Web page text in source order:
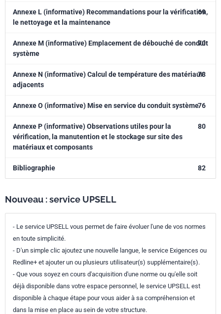
Annexe L (informative) Recommandations pour la vérification,
le nettoyage et la maintenance
69
Annexe M (informative) Emplacement de débouché de conduit
système
70
Annexe N (informative) Calcul de température des matériaux
adjacents
73
Annexe O (informative) Mise en service du conduit système76
Annexe P (informative) Observations utiles pour la
vérification, la manutention et le stockage sur site des
matériaux et composants
80
Bibliographie 82
Nouveau : service UPSELL
- Le service UPSELL vous permet de faire évoluer l'une de vos normes
en toute simplicité.
- D'un simple clic ajoutez une nouvelle langue, le service Exigences ou
Redline+ et ajouter un ou plusieurs utilisateur(s) supplémentaire(s).
- Que vous soyez en cours d'acquisition d'une norme ou qu'elle soit
déjà disponible dans votre espace personnel, le service UPSELL est
disponible à chaque étape pour vous aider à sa compréhension et
dans la mise en place au sein de votre structure.